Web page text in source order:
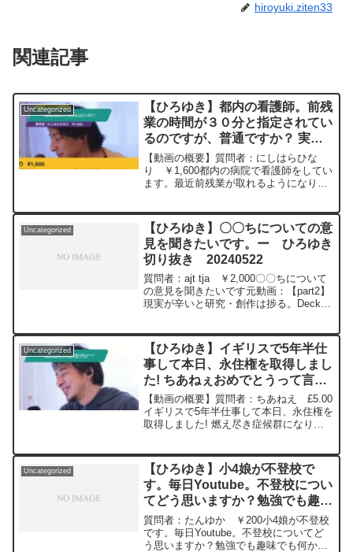
hiroyuki.ziten33
関連記事
Uncategorized
【ひろゆき】都内の看護師。前残
業の時間が３０分と指定されてい
るのですが、普通ですか？ 実際
の残業は50時間以上だけど、支
給は41時間の残業となっていま
した。ー ひろゆき切り抜き
【動画の概要】質問者：にしはらひな
り ￥1,600都内の病院で看護師をしてい
ます。最近前残業が取れるようになりま
すか？ また先月計算上だと50時間以上残
業申請(昼休憩...
Uncategorized
【ひろゆき】〇〇ちについての意
見を聞きたいです。ー ひろゆき
切り抜き 20240522
質問者：ajt tja ￥2,000〇〇ちについて
の意見を聞きたいです元動画：【part2】
現実が辛いと研究・創作は捗る。Deck &
な、違う...
Uncategorized
【ひろゆき】イギリスで5年半仕
事して本日、永住権を取得しまし
た! ちあねぇおめでとうって言っ
て欲しいです!ー ひろゆき切り
抜き 20250205
【動画の概要】質問者：ちあねえ £5.00
イギリスで5年半仕事して本日、永住権を
取得しました! 燃え尽き症候群になりそ
しいです!元動画：ローマ人の町のタイト
ル回収しつ...
Uncategorized
【ひろゆき】小4娘が不登校で
す。毎日Youtube。不登校につい
てどう思いますか？勉強でも趣味
でも何かしてほしいー ひろゆき
切り抜き 20240314
質問者：たんゆか ￥200小4娘が不登校
です。毎日Youtube。不登校についてど
う思いますか？勉強でも趣味でも何かし